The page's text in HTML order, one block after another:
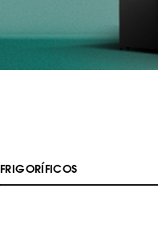
FRIGORÍFICOS